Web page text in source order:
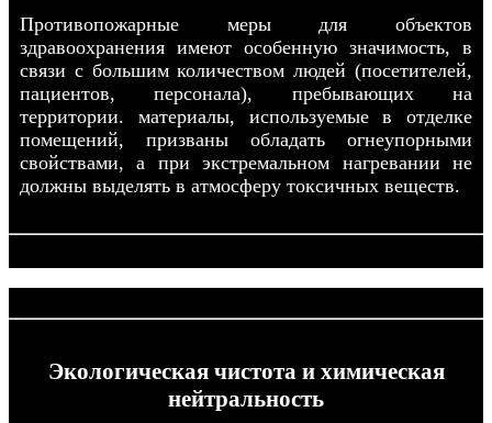
Противопожарные меры для объектов
здравоохранения имеют особенную значимость, в
связи с большим количеством людей (посетителей,
пациентов, персонала), пребывающих на
территории. материалы, используемые в отделке
помещений, призваны обладать огнеупорными
свойствами, а при экстремальном нагревании не
должны выделять в атмосферу токсичных веществ.
Экологическая чистота и химическая
нейтральность